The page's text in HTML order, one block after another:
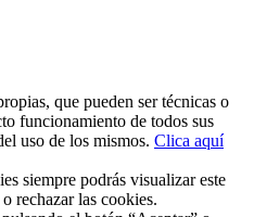
que pueden ser técnicas o
funcionamiento de todos sus
uso de los mismos. Clica aquí
siempre podrás visualizar este
rechazar las cookies.